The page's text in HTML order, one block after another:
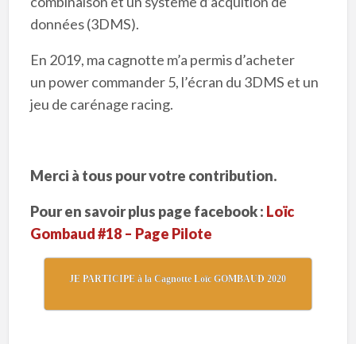
données (3DMS).
En 2019, ma cagnotte m’a permis d’acheter
un power commander 5, l’écran du 3DMS et un
jeu de carénage racing.
Merci à tous pour votre contribution.
Pour en savoir plus page facebook : Loïc
Gombaud #18 – Page Pilote
JE PARTICIPE à la Cagnotte Loïc GOMBAUD 2020